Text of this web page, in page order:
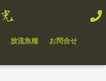
放流魚種 お問合せ